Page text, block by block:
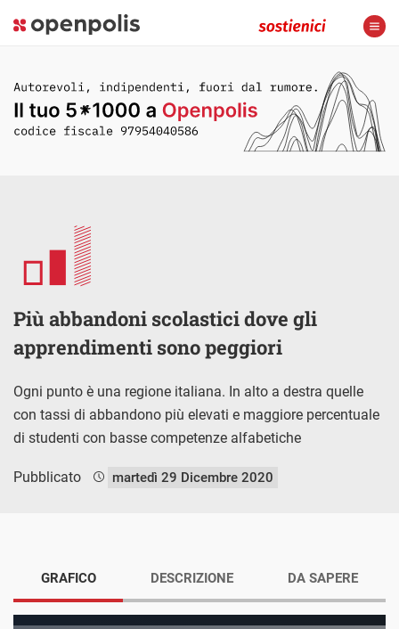
Più abbandoni scolastici dove gli
apprendimenti sono peggiori
Ogni punto è una regione italiana. In alto a destra quelle
con tassi di abbandono più elevati e maggiore percentuale
di studenti con basse competenze alfabetiche
Pubblicato martedì 29 Dicembre 2020
GRAFICO DESCRIZIONE DA SAPERE